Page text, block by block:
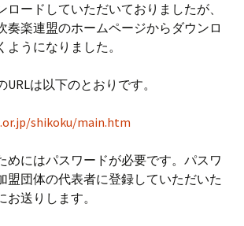
ロードしていただいておりましたが、
奏楽連盟のホームページからダウンロ
うになりました。
は以下のとおりです。
shikoku/main.htm
めにはパスワードが必要です。パスワ
盟団体の代表者に登録していただいた
送りします。